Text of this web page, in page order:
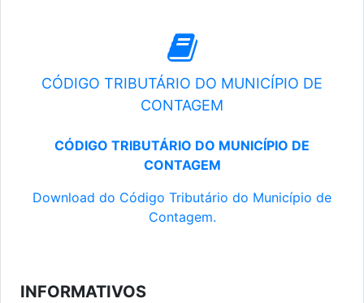
CÓDIGO TRIBUTÁRIO DO MUNICÍPIO DE
CONTAGEM
CÓDIGO TRIBUTÁRIO DO MUNICÍPIO DE
CONTAGEM
Download do Código Tributário do Município de
Contagem.
INFORMATIVOS